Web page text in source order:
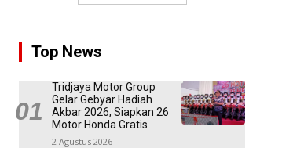
Top News
Tridjaya Motor Group
Gelar Gebyar Hadiah
Akbar 2026, Siapkan 26
Motor Honda Gratis
2 Agustus 2026